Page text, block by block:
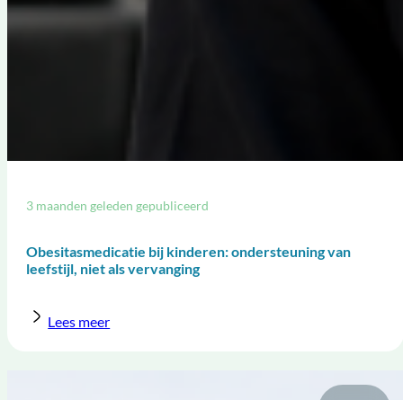
Obesitasmedicatie bij kinderen: ondersteuning van
leefstijl, niet als vervanging
3 maanden geleden gepubliceerd
Lees meer